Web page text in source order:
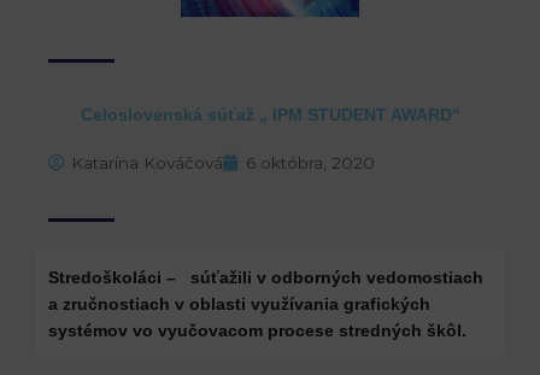
Celoslovenská súťaž „ IPM STUDENT AWARD“
Katarína Kováčová 6 októbra, 2020
Stredoškoláci – súťažili v odborných vedomostiach
a zručnostiach v oblasti využívania grafických
systémov vo vyučovacom procese stredných škôl.